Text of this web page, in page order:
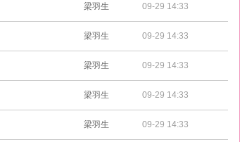
梁羽生 09-29 14:33
梁羽生 09-29 14:33
梁羽生 09-29 14:33
梁羽生 09-29 14:33
梁羽生 09-29 14:33